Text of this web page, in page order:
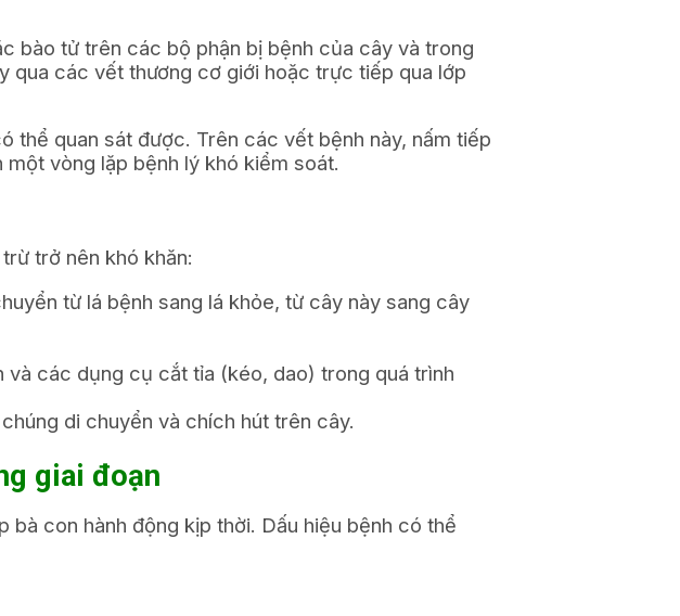
bào tử trên các bộ phận bị bệnh của cây và trong
qua các vết thương cơ giới hoặc trực tiếp qua lớp
thể quan sát được. Trên các vết bệnh này, nấm tiếp
vòng lặp bệnh lý khó kiểm soát.
trở nên khó khăn:
từ lá bệnh sang lá khỏe, từ cây này sang cây
và các dụng cụ cắt tỉa (kéo, dao) trong quá trình
di chuyển và chích hút trên cây.
giai đoạn
bà con hành động kịp thời. Dấu hiệu bệnh có thể